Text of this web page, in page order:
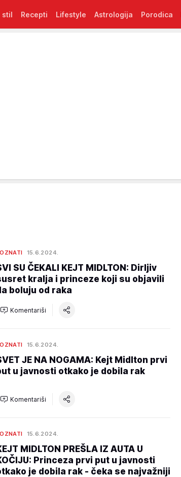
stil Recepti Lifestyle Astrologija Porodica
15.6.2024.
SU ČEKALI KEJT MIDLTON: Dirljiv
kralja i princeze koji su objavili
boluju od raka
Komentariši
15.6.2024.
JE NA NOGAMA: Kejt Midlton prvi
u javnosti otkako je dobila rak
Komentariši
15.6.2024.
MIDLTON PREŠLA IZ AUTA U
Princeza prvi put u javnosti
je dobila rak - čeka se najvažniji